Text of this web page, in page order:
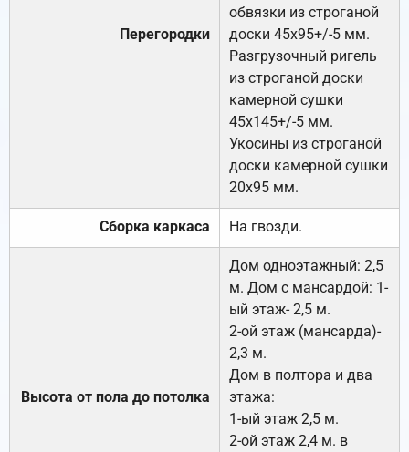
Перегородки
обвязки из строганой
доски 45х95+/-5 мм.
Разгрузочный ригель
из строганой доски
камерной сушки
45х145+/-5 мм.
Укосины из строганой
доски камерной сушки
20х95 мм.
Сборка каркаса На гвозди.
Высота от пола до потолка
Дом одноэтажный: 2,5
м. Дом с мансардой: 1-
ый этаж- 2,5 м.
2-ой этаж (мансарда)-
2,3 м.
Дом в полтора и два
этажа:
1-ый этаж 2,5 м.
2-ой этаж 2,4 м. в